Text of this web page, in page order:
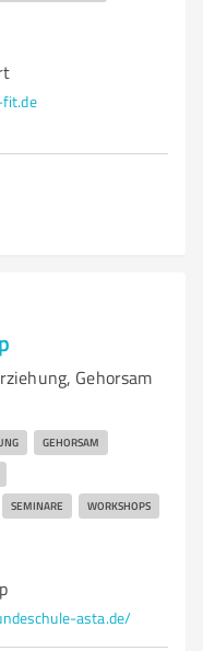
Gehorsam
GEHORSAM
SEMINARE WORKSHOPS
asta.de/